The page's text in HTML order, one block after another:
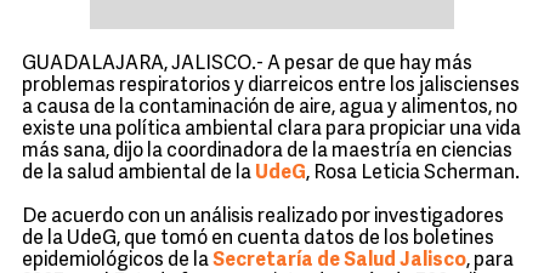
GUADALAJARA, JALISCO.- A pesar de que hay más
problemas respiratorios y diarreicos entre los jaliscienses
a causa de la contaminación de aire, agua y alimentos, no
existe una política ambiental clara para propiciar una vida
más sana, dijo la coordinadora de la maestría en ciencias
de la salud ambiental de la UdeG, Rosa Leticia Scherman.
De acuerdo con un análisis realizado por investigadores
de la UdeG, que tomó en cuenta datos de los boletines
epidemiológicos de laSecretaría de Salud Jalisco, para